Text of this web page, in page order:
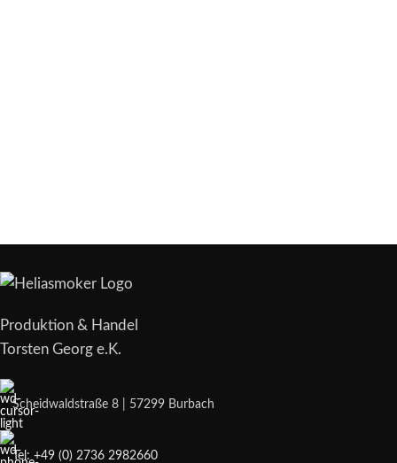
Produktion & Handel
Torsten Georg e.K.
Scheidwaldstraße 8 | 57299 Burbach
Tel: +49 (0) 2736 2982660